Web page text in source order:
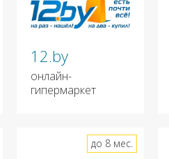
12.by
онлайн-
гипермаркет
до 8 мес.